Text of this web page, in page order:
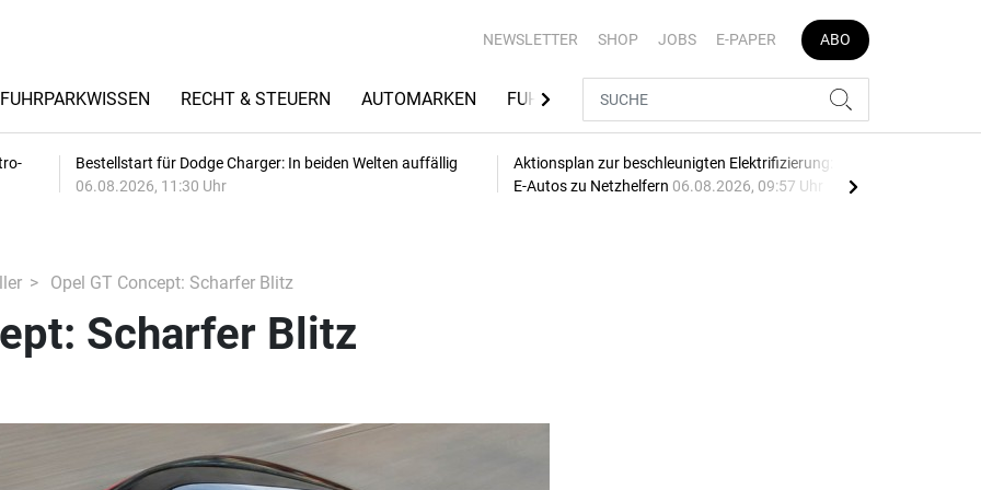
NEWSLETTER SHOP JOBS E-PAPER ABO
FUHRPARKWISSEN RECHT & STEUERN AUTOMARKEN FUHRPARK-TOOLS FLOTTENLÖSUNGEN
Bestellstart für Dodge Charger: In beiden Welten auffällig
06.08.2026, 11:30 Uhr
Aktionsplan zur beschleunigten Elektrifizierung: EU macht
E-Autos zu Netzhelfern 06.08.2026, 09:57 Uhr
Opel GT Concept: Scharfer Blitz
Scharfer Blitz